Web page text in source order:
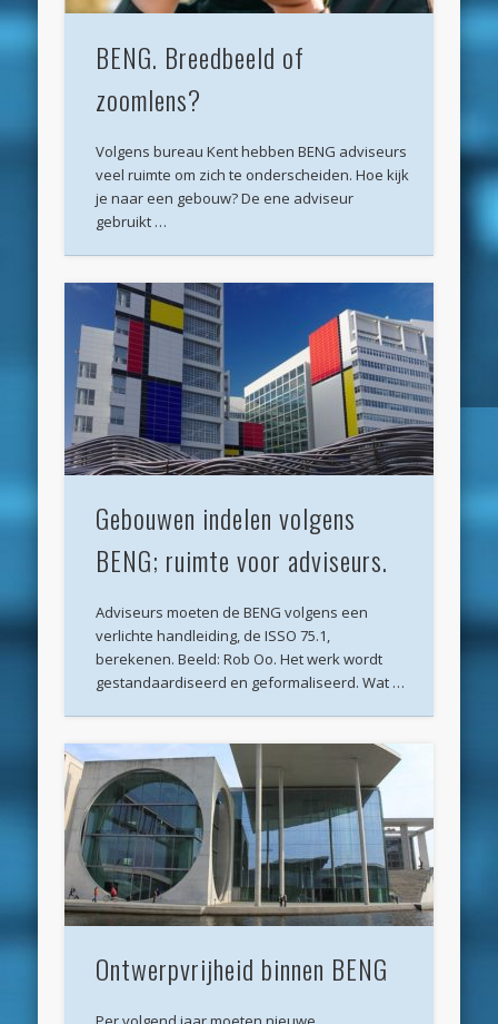
februari 2025
januari 2025
december 2024
november 2024
oktober 2024
april 2024
maart 2024
februari 2024
november 2022
oktober 2022
februari 2021
december 2020
november 2020
oktober 2020
september 2020
augustus 2020
BENG. Breedbeeld of
zoomlens?
Volgens bureau Kent hebben BENG adviseurs
veel ruimte om zich te onderscheiden. Hoe kijk
je naar een gebouw? De ene adviseur
gebruikt …
Gebouwen indelen volgens
BENG; ruimte voor adviseurs.
Adviseurs moeten de BENG volgens een
verlichte handleiding, de ISSO 75.1,
berekenen. Beeld: Rob Oo. Het werk wordt
gestandaardiseerd en geformaliseerd. Wat …
Ontwerpvrijheid binnen BENG